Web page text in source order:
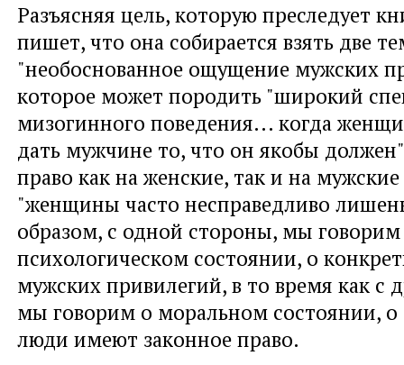
Разъясняя цель, которую преследует
пишет, что она собирается взять две
"необоснованное ощущение мужских
которое может породить "широкий
мизогинного поведения... когда
дать мужчине то, что он якобы
право как на женские, так и на
"женщины часто несправедливо
образом, с одной стороны, мы
психологическом состоянии, о
мужских привилегий, в то время как с
мы говорим о моральном состоянии, о
люди имеют законное право.